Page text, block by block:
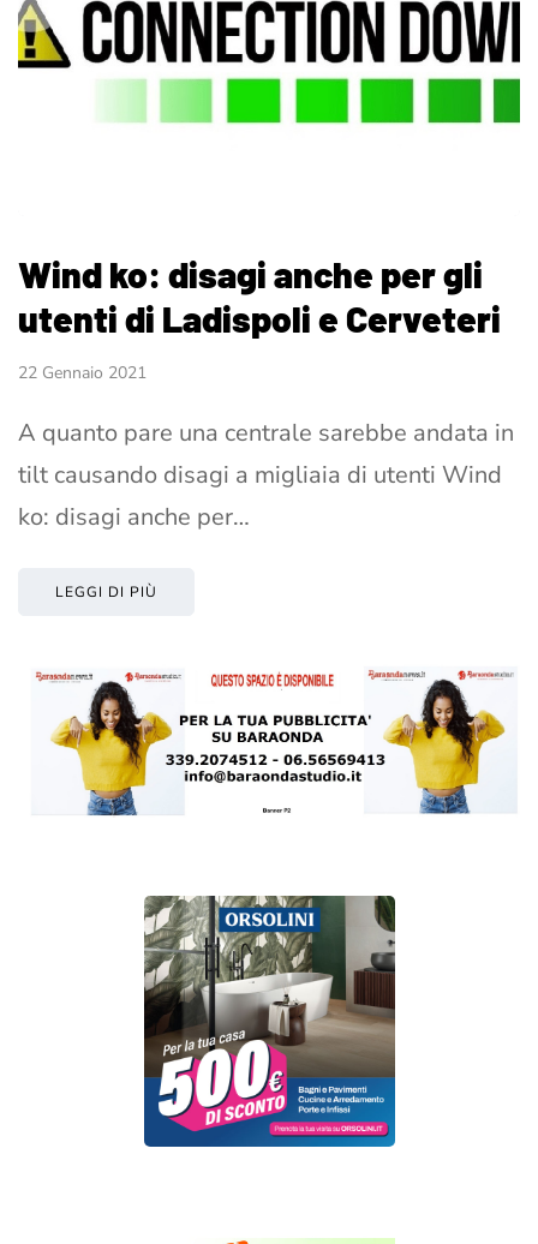
Wind ko: disagi anche per gli
utenti di Ladispoli e Cerveteri
22 Gennaio 2021
A quanto pare una centrale sarebbe andata in
tilt causando disagi a migliaia di utenti Wind
ko: disagi anche per…
LEGGI DI PIÙ